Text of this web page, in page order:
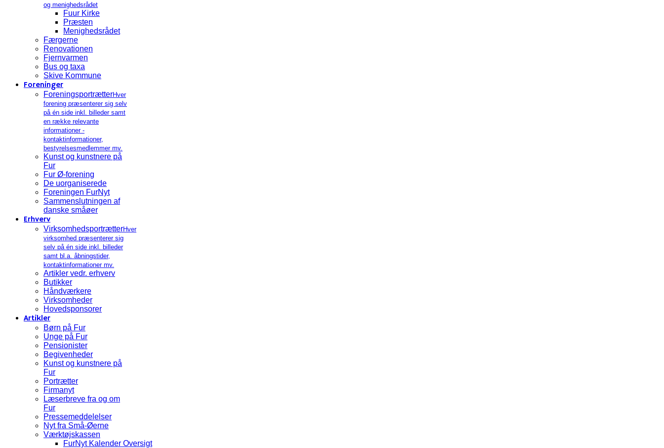
og menighedsrådet
Fuur Kirke
Præsten
Menighedsrådet
Færgerne
Renovationen
Fjernvarmen
Bus og taxa
Skive Kommune
Foreninger
ForeningsportrætterHver
forening præsenterer sig selv
på én side inkl. billeder samt
en række relevante
informationer -
kontaktinformationer,
bestyrelsesmedlemmer mv.
Kunst og kunstnere på
Fur
Fur Ø-forening
De uorganiserede
Foreningen FurNyt
Sammenslutningen af
danske småøer
Erhverv
VirksomhedsportrætterHver
virksomhed præsenterer sig
selv på én side inkl. billeder
samt bl.a. åbningstider,
kontaktinformationer mv.
Artikler vedr. erhverv
Butikker
Håndværkere
Virksomheder
Hovedsponsorer
Artikler
Børn på Fur
Unge på Fur
Pensionister
Begivenheder
Kunst og kunstnere på
Fur
Portrætter
Firmanyt
Læserbreve fra og om
Fur
Pressemeddelelser
Nyt fra Små-Øerne
Værktøjskassen
FurNyt Kalender Oversigt